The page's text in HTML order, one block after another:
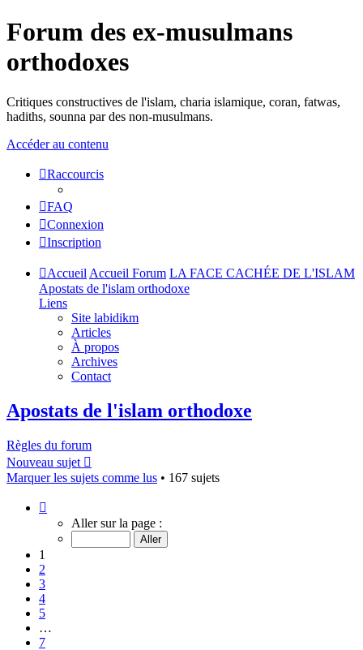
Forum des ex-musulmans
orthodoxes
Critiques constructives de l'islam, charia islamique, coran, fatwas,
hadiths, sounna par des non-musulmans.
Accéder au contenu
Raccourcis
FAQ
Connexion
Inscription
Accueil Accueil Forum LA FACE CACHÉE DE L'ISLAM
Apostats de l'islam orthodoxe
Liens
Site labidikm
Articles
À propos
Archives
Contact
Apostats de l'islam orthodoxe
Règles du forum
Nouveau sujet
Marquer les sujets comme lus • 167 sujets
sur
Aller sur la page :
1
2
3
4
5
…
7